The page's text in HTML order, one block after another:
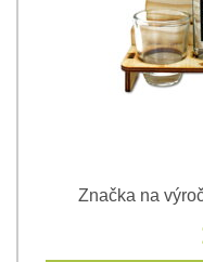
Značka na